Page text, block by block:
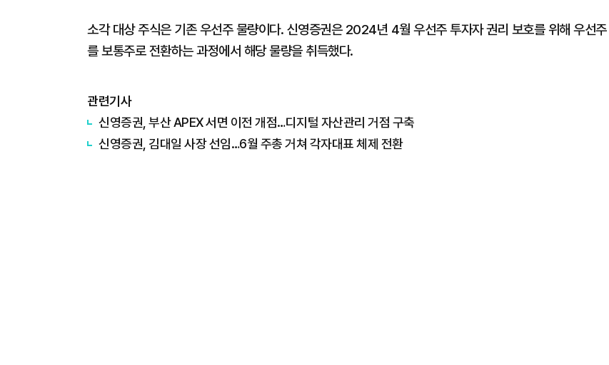
소각 대상 주식은 기존 우선주 물량이다. 신영증권은 2024년 4월 우선주 투자자 권리 보호를 위해 우선주
를 보통주로 전환하는 과정에서 해당 물량을 취득했다.
관련기사
신영증권, 부산 APEX 서면 이전 개점…디지털 자산관리 거점 구축
신영증권, 김대일 사장 선임…6월 주총 거쳐 각자대표 체제 전환